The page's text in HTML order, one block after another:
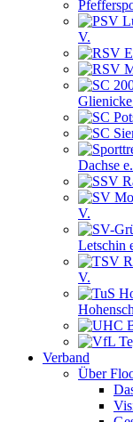
V.
Dachse
V.
Letschin
V.
Verband
Über